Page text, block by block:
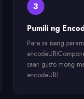
3
Pumili ng
Para sa isang
saan gusto mong
encodeURI.